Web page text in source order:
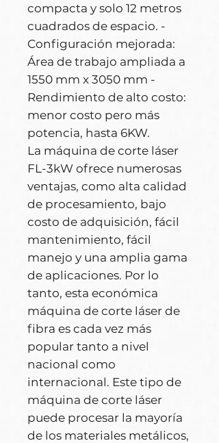
compacta y solo 12 metros
cuadrados de espacio. -
Configuración mejorada:
Área de trabajo ampliada a
1550 mm x 3050 mm -
Rendimiento de alto costo:
menor costo pero más
potencia, hasta 6KW.
La máquina de corte láser
FL-3kW ofrece numerosas
ventajas, como alta calidad
de procesamiento, bajo
costo de adquisición, fácil
mantenimiento, fácil
manejo y una amplia gama
de aplicaciones. Por lo
tanto, esta económica
máquina de corte láser de
fibra es cada vez más
popular tanto a nivel
nacional como
internacional. Este tipo de
máquina de corte láser
puede procesar la mayoría
de los materiales metálicos,